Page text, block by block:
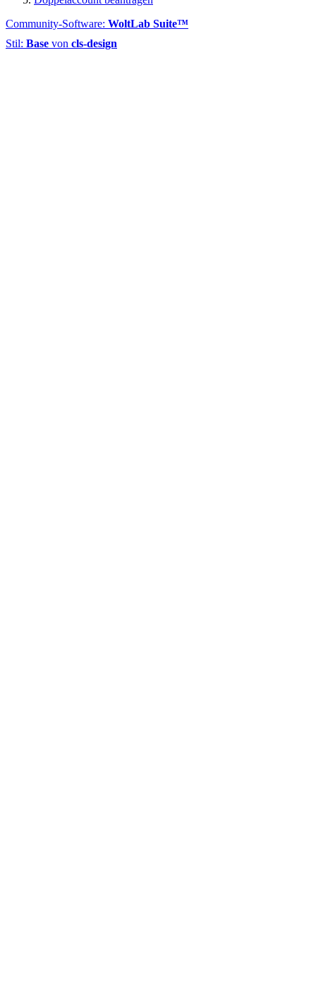
Community-Software: WoltLab Suite™
Stil: Base von cls-design